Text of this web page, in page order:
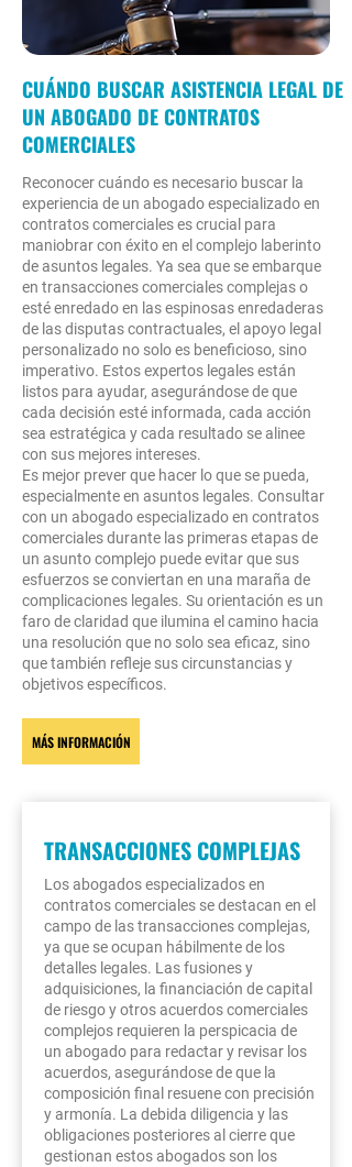
actualizados sino que sean
de vanguardia, lo que
proporciona un escudo
contra el panorama en
constante evolución del
derecho contractual.En
transacciones comerciales
complejas, como fusiones y
adquisiciones, el
conocimiento especializado
de un abogado
especializado en contratos
comerciales resulta
invaluable. Ellos se manejan
con facilidad en las
complejidades de la ley
antimonopolio, la regulación
de valores y otras leyes
específicas de las
empresas, garantizando que
los intereses de los clientes
estén protegidos en todo
momento. Además, su
relación costo-beneficio en
comparación con el
personal legal a tiempo
grandes ofrece
conocimiento especializado
convierte en una opción
inteligente para asuntos
legales complejos.
estratégica: Contratar a un
abogado especializado en
contratos comerciales es
una inversión estratégica
hacia la excelencia legal, ya
que estos profesionales
pueden brindar resultados
legales de alta
calidad.Flexibilidad
financiera: Contratar a un
abogado especializado en
contratos comerciales
permite a las empresas
evitar obligaciones
financieras constantes
vinculadas a empleados a
tiempo completo.Soluciones
asequibles: Los abogados
de contratos comerciales
ofrecen soluciones más
asequibles sin comprometer
la calidad de los resultados
legales.La escalabilidad de
los abogados
especializados en contratos
comerciales se alinea
reflujo de los ciclos
comerciales, lo que permite
demanda. Esta flexibilidad
es una ventaja para las
empresas que buscan
optimizar sus recursos sin
la carga de compromisos de
nómina a tiempo
completo.Al considerar
contratar a un abogado
especializado en contratos
comerciales, es prudente
comparar los honorarios de
los abogados y asegurarse
de que reflejen las
legales y rectificarlos es un
baluarte contra futuras
Al asegurar términos
ventajosos durante las
negociaciones
contractuales, disminuyen
los riesgos y defienden los
intereses de sus clientes con
una determinación
inquebrantable.Desde la
confidencialidad de la
información comercial
hasta las complejidades de
las leyes de franquicias, los
abogados especializados en
contratos comerciales
garantizan que cada
acuerdo sea una fortaleza
de cumplimiento y
protección. Su
especialización reduce el
riesgo asociado con tareas
que, de otro modo, podrían
ser mal manejadas por
personal menos
experimentado, lo que
garantiza que los proyectos
se ejecuten con precisión
contratos actúan como
guardianes, minimizando
los desafíos legales y
salvaguardando los
derechos con un cuidado
vigilante.
CUÁNDO BUSCAR ASISTENCIA LEGAL DE
UN ABOGADO DE CONTRATOS
COMERCIALES
Reconocer cuándo es necesario buscar la
experiencia de un abogado especializado en
contratos comerciales es crucial para
maniobrar con éxito en el complejo laberinto
de asuntos legales. Ya sea que se embarque
en transacciones comerciales complejas o
esté enredado en las espinosas enredaderas
de las disputas contractuales, el apoyo legal
personalizado no solo es beneficioso, sino
imperativo. Estos expertos legales están
listos para ayudar, asegurándose de que
cada decisión esté informada, cada acción
sea estratégica y cada resultado se alinee
con sus mejores intereses.
Es mejor prever que hacer lo que se pueda,
especialmente en asuntos legales. Consultar
con un abogado especializado en contratos
comerciales durante las primeras etapas de
un asunto complejo puede evitar que sus
esfuerzos se conviertan en una maraña de
complicaciones legales. Su orientación es un
faro de claridad que ilumina el camino hacia
una resolución que no solo sea eficaz, sino
que también refleje sus circunstancias y
objetivos específicos.
MÁS INFORMACIÓN
TRANSACCIONES COMPLEJAS
Los abogados especializados en
contratos comerciales se destacan en el
campo de las transacciones complejas,
ya que se ocupan hábilmente de los
detalles legales. Las fusiones y
adquisiciones, la financiación de capital
de riesgo y otros acuerdos comerciales
complejos requieren la perspicacia de
un abogado para redactar y revisar los
acuerdos, asegurándose de que la
composición final resuene con precisión
y armonía. La debida diligencia y las
obligaciones posteriores al cierre que
gestionan estos abogados son los